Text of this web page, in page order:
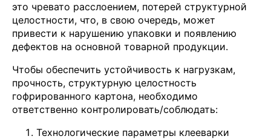
это чревато расслоением, потерей структурной
целостности, что, в свою очередь, может
привести к нарушению упаковки и появлению
дефектов на основной товарной продукции.
Чтобы обеспечить устойчивость к нагрузкам,
прочность, структурную целостность
гофрированного картона, необходимо
ответственно контролировать/соблюдать:
Технологические параметры клееварки